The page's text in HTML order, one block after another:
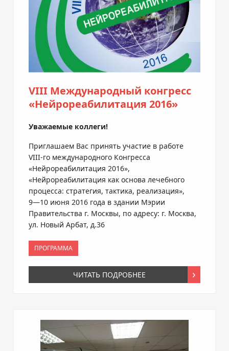
VIII Международный конгресс
«Нейрореабилитация 2016»
Уважаемые коллеги!
Приглашаем Вас принять участие в работе
VIII-го международного Конгресса
«Нейрореабилитация 2016»,
«Нейрореабилитация как основа лечебного
процесса: стратегия, тактика, реализация»,
9—10 июня 2016 года в здании Мэрии
Правительства г. Москвы, по адресу: г. Москва,
ул. Новый Арбат, д.36
ПРОГРАММА
ЧИТАТЬ ПОДРОБНЕЕ